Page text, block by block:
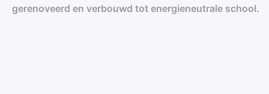
gerenoveerd en verbouwd tot energieneutrale school.